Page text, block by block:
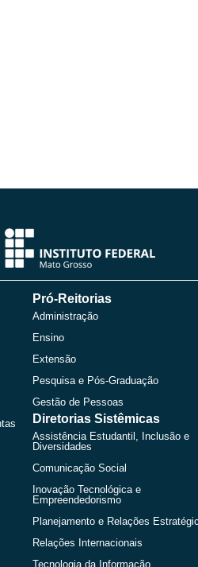
Pró-Reitorias
Administração
Ensino
Extensão
Pesquisa e Pós-Graduação
Gestão de Pessoas
Diretorias Sistêmicas
Assistência Estudantil, Inclusão e
Diversidades
Comunicação Social
Inovação Tecnológica e
Empreendedorismo
Planejamento e Relações
Relações Internacionais
Tecnologia da Informação